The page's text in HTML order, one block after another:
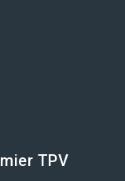
TPV